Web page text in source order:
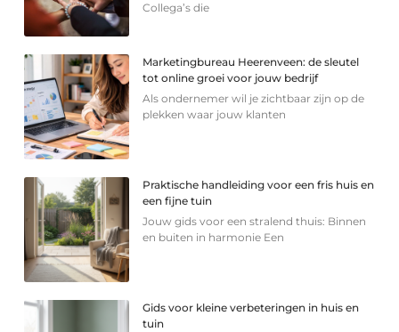
Collega’s die
Marketingbureau Heerenveen: de sleutel
tot online groei voor jouw bedrijf
Als ondernemer wil je zichtbaar zijn op de
plekken waar jouw klanten
Praktische handleiding voor een fris huis en
een fijne tuin
Jouw gids voor een stralend thuis: Binnen
en buiten in harmonie Een
Gids voor kleine verbeteringen in huis en
tuin